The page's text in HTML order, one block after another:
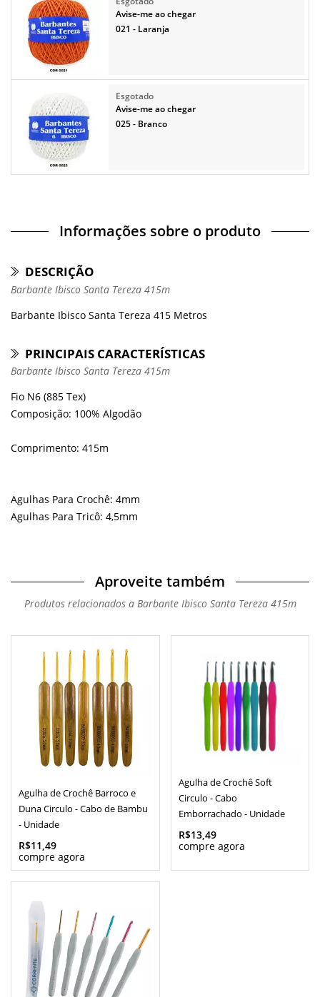
Avise-me ao chegar
021 - Laranja
Avise-me ao chegar
025 - Branco
Informações sobre o produto
DESCRIÇÃO
Barbante Ibisco Santa Tereza 415m
Barbante Ibisco Santa Tereza 415 Metros
PRINCIPAIS CARACTERÍSTICAS
Barbante Ibisco Santa Tereza 415m
Fio N6 (885 Tex)
Composição: 100% Algodão
Comprimento: 415m
Agulhas Para Crochê: 4mm
Agulhas Para Tricô: 4,5mm
Aproveite também
Produtos relacionados a Barbante Ibisco Santa Tereza 415m
Agulha de Crochê Barroco e
Duna Circulo - Cabo de Bambu
- Unidade
R$11,49
Agulha de Crochê Soft
Circulo - Cabo
Emborrachado - Unidade
R$13,49